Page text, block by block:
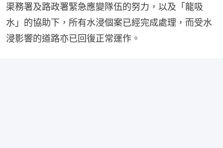
渠務署及路政署緊急應變隊伍的努力，以及「龍吸
水」的協助下，所有水浸個案已經完成處理，而受水
浸影響的道路亦已回復正常運作。